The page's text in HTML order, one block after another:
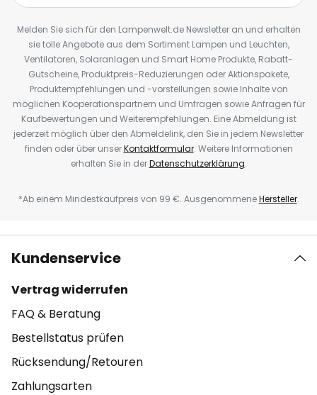
Melden Sie sich für den Lampenwelt.de Newsletter an und erhalten
sie tolle Angebote aus dem Sortiment Lampen und Leuchten,
Ventilatoren, Solaranlagen und Smart Home Produkte, Rabatt-
Gutscheine, Produktpreis-Reduzierungen oder Aktionspakete,
Produktempfehlungen und -vorstellungen sowie Inhalte von
möglichen Kooperationspartnern und Umfragen sowie Anfragen für
Kaufbewertungen und Weiterempfehlungen. Eine Abmeldung ist
jederzeit möglich über den Abmeldelink, den Sie in jedem Newsletter
finden oder über unserKontaktformular. Weitere Informationen
erhalten Sie in derDatenschutzerklärung.
*Ab einem Mindestkaufpreis von 99 €. AusgenommeneHersteller.
Kundenservice
Vertrag widerrufen
FAQ & Beratung
Bestellstatus prüfen
Rücksendung/Retouren
Zahlungsarten